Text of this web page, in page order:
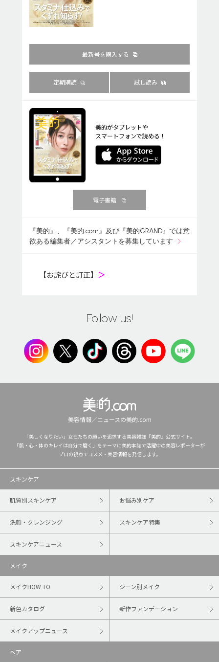
最新号を購入する
定期購読 試し読み
美的がタブレットや
スマートフォンで読める！
電子書籍
『美的』、『美的.com』及び『美的GRAND』では意
欲ある編集者／アシスタントを募集しています
【お詫びと訂正】 ＞
Follow us!
美容情報／ニュースの美的.com
「美しくなりたい」女性たちの願いを追求する美容雑誌『美的』公式サイト。
「肌・心・体のキレイは自分で磨く」をテーマに美的本誌で活躍中の美容レポーターが
プロの視点でコスメ・美容情報を発信します。
スキンケア
肌質別スキンケア お悩み別ケア
洗顔・クレンジング スキンケア特集
スキンケアニュース
メイク
メイクHOW TO シーン別メイク
新色カタログ 新作ファンデーション
メイクアップニュース
ヘア